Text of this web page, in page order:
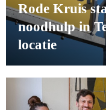
Rode Kruis
noodhulp in
locatie